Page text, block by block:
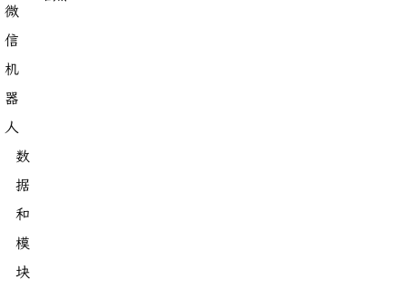
微
信
机
器
人
数
据
和
模
块